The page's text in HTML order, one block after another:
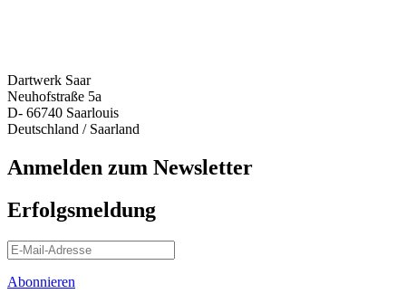
Dartwerk Saar
Neuhofstraße 5a
D- 66740 Saarlouis
Deutschland / Saarland
Anmelden zum Newsletter
Erfolgsmeldung
Abonnieren